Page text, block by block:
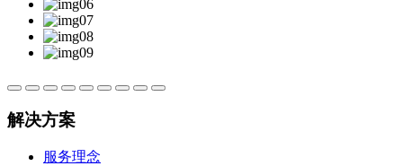
解决方案
服务理念